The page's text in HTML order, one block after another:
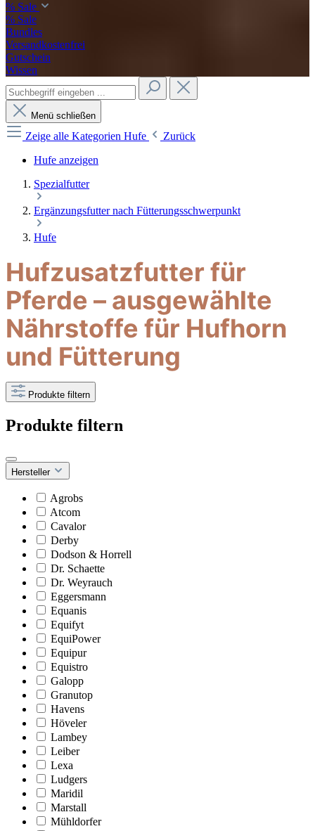
% Sale
% Sale
Bundles
Versandkostenfrei
Gutschein
Wissen
Menü schließen
Zeige alle Kategorien Hufe
Zurück
Hufe anzeigen
Spezialfutter
Ergänzungsfutter nach Fütterungsschwerpunkt
Hufe
Hufzusatzfutter für
Pferde – ausgewählte
Nährstoffe für Hufhorn
und Fütterung
Produkte filtern
Produkte filtern
Hersteller
Agrobs
Atcom
Cavalor
Derby
Dodson & Horrell
Dr. Schaette
Dr. Weyrauch
Eggersmann
Equanis
Equifyt
EquiPower
Equipur
Equistro
Galopp
Granutop
Havens
Höveler
Lambey
Leiber
Lexa
Ludgers
Maridil
Marstall
Mühldorfer